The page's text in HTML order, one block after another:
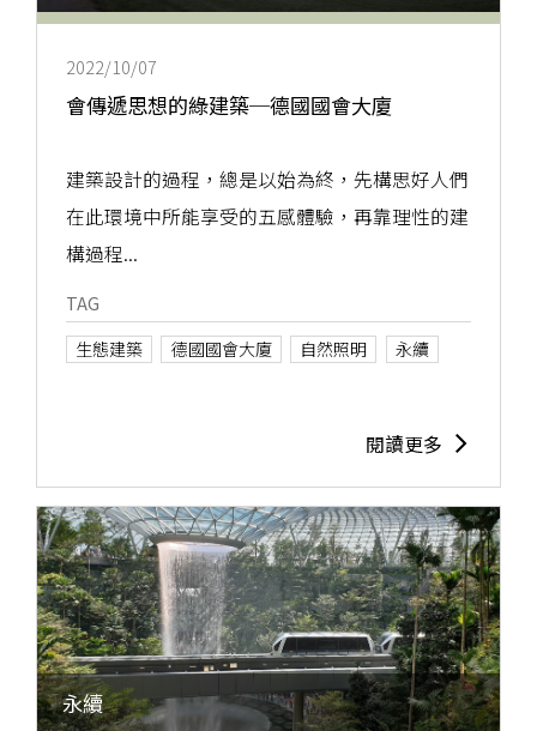
2022/10/07
會傳遞思想的綠建築─德國國會大廈
建築設計的過程，總是以始為終，先構思好人們
在此環境中所能享受的五感體驗，再靠理性的建
構過程...
TAG
生態建築
德國國會大廈 自然照明 永續
閱讀更多
永續